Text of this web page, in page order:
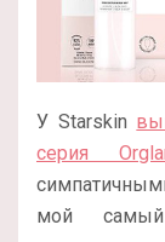
У Starskin
серия
мой